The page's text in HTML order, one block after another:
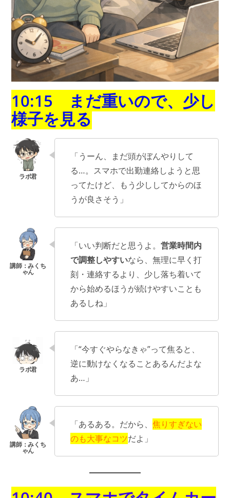
10:15 まだ重いので、少し
様子を見る
「うーん、まだ頭がぼんやりして
る…。スマホで出勤連絡しようと思
ってたけど、もう少ししてからのほ
うが良さそう」
「いい判断だと思うよ。営業時間内
で調整しやすいなら、無理に早く打
刻・連絡するより、少し落ち着いて
から始めるほうが続けやすいことも
あるしね」
「“今すぐやらなきゃ”って焦ると、
逆に動けなくなることあるんだよな
あ…」
「あるある。だから、焦りすぎない
のも大事なコツだよ」